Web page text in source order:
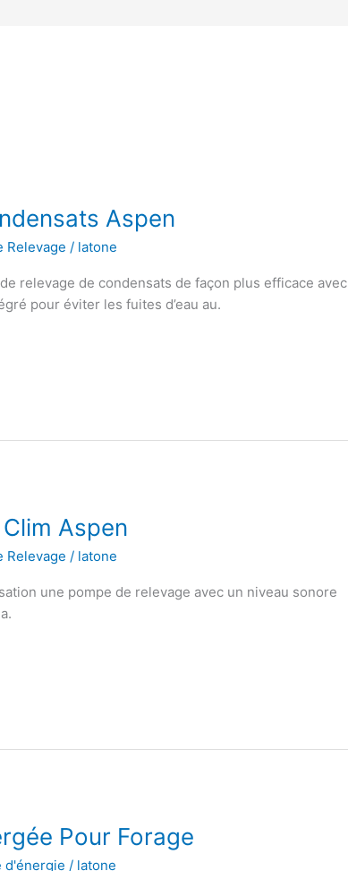
Aspen
Relevage / latone
relevage de condensats de façon plus efficace avec
pour éviter les fuites d’eau au.
Aspen
Relevage / latone
une pompe de relevage avec un niveau sonore
Pour Forage
d'énergie / latone